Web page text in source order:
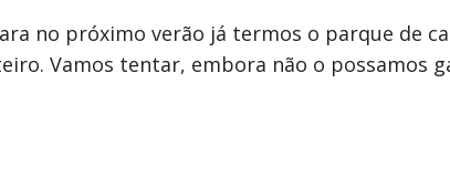
no próximo verão já termos o parque de
Vamos tentar, embora não o possamos